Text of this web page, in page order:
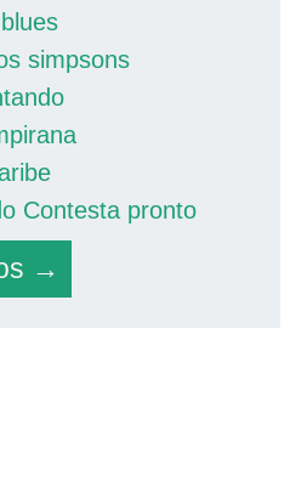
simpsons
Contesta pronto
→